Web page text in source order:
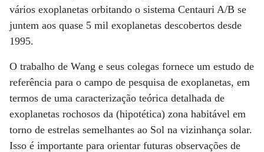
vários exoplanetas orbitando o sistema Centauri A/B se
juntem aos quase 5 mil exoplanetas descobertos desde
1995.
O trabalho de Wang e seus colegas fornece um estudo de
referência para o campo de pesquisa de exoplanetas, em
termos de uma caracterização teórica detalhada de
exoplanetas rochosos da (hipotética) zona habitável em
torno de estrelas semelhantes ao Sol na vizinhança solar.
Isso é importante para orientar futuras observações de